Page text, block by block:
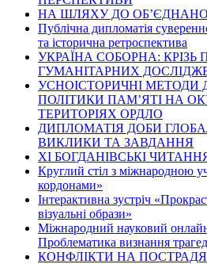
НА ШЛЯХУ ДО
Публічна дипломатія
та історична ретроспектива
УКРАЇНА СОБОРНА: КРІЗЬ
ГУМАНІТАРНИХ
УСНОІСТОРИЧНІ МЕТОДИ
ПОЛІТИКИ ПАМ’ЯТІ НА
ТЕРИТОРІЯХ ОРДЛО
ДИПЛОМАТІЯ ДОБИ
ВИКЛИКИ ТА ЗАВДАННЯ
ХІ БОГДАНІВСЬКІ
Круглий стіл з міжнародною
кордонами»
Інтерактивна зустріч
візуальні образи»
Міжнародний науковий
Проблематика визнання
КОНФЛІКТИ НА